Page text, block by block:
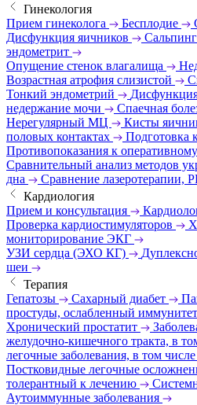
Гинекология
Прием гинеколога
Бесплодие
Дисфункция яичников
эндометрит
Опущение стенок влагалища
Возрастная атрофия слизистой
Тонкий эндометрий
недержание мочи
Спаечная
Нерегулярный МЦ
Кисты
половых контактах
Подготовка
Противопоказания к
Сравнительный анализ методов
дна
Сравнение лазеротерапии,
Кардиология
Прием и консультация
Проверка кардиостимуляторов
мониторирование ЭКГ
УЗИ сердца (ЭХО КГ)
шеи
Терапия
Гепатозы
Сахарный диабет
простуды, ослабленный иммунитет
Хронический простатит
желудочно-кишечного тракта, в
легочные заболевания, в том
Постковидные легочные
толерантный к лечению
Аутоиммунные заболевания